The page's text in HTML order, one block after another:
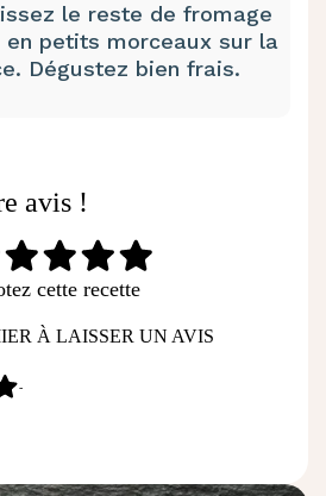
le reste de fromage
en petits morceaux sur la
Dégustez bien frais.
avis !
cette recette
À LAISSER UN AVIS
-